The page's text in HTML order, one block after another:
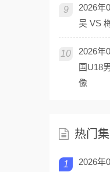
9
2026年
吴 VS
10
2026年
国U18
像
热门
1
2026年